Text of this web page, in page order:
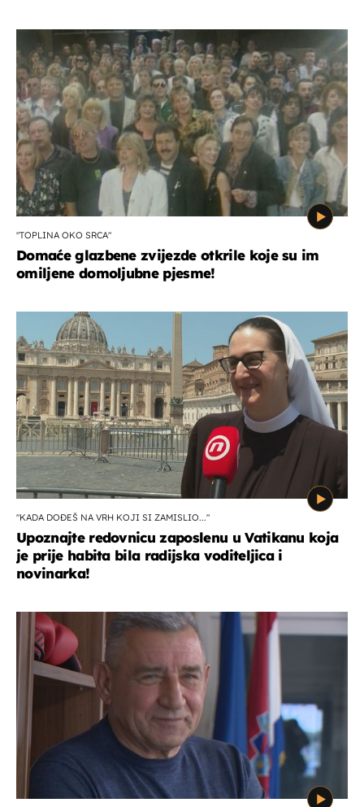
"TOPLINA OKO SRCA"
Domaće glazbene zvijezde otkrile koje su im
omiljene domoljubne pjesme!
"KADA DOĐEŠ NA VRH KOJI SI ZAMISLIO..."
Upoznajte redovnicu zaposlenu u Vatikanu koja
je prije habita bila radijska voditeljica i
novinarka!